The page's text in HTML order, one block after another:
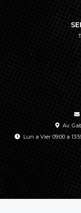
Av.
Lun a Vier 09:00 a